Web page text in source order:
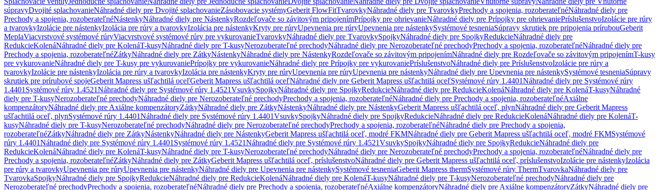
súpravyDvojité splachovanieNáhradné diely pre Dvojité splachovanieZásobovacie systémyGeberit FlowFitTvarovkyNáhradné diely pre TvarovkyPrechody a spojenia, rozoberateľnéNáhradné diely pre
Prechody a spojenia, rozoberateľnéNástenkyNáhradné diely pre NástenkyRozdeľovače so závitovým pripojenímPrípojky pre ohrievanieNáhradné diely pre Prípojky pre ohrievaniePríslušenstvoIzolácie pre rúry
a tvarovkyIzolácie pre nástenkyIzolácia pre rúry a tvarovkyIzolácia pre nástenkyKryty pre rúryUpevnenia pre rúryUpevnenia pre nástenkySystémové tesneniaSúpravy skrutiek pre pripojenia prírubouGeberit
MeplaViacvrstvové systémové rúryViacvrstvové systémové rúry pre vykurovanieTvarovkyNáhradné diely pre TvarovkySpojkyNáhradné diely pre SpojkyRedukcieNáhradné diely pre
RedukcieKolenáNáhradné diely pre KolenáT-kusyNáhradné diely pre T-kusyNerozoberateľné prechodyNáhradné diely pre Nerozoberateľné prechodyPrechody a spojenia, rozoberateľnéNáhradné diely pre
Prechody a spojenia, rozoberateľnéZátkyNáhradné diely pre ZátkyNástenkyNáhradné diely pre NástenkyRozdeľovače so závitovým pripojenímNáhradné diely pre Rozdeľovače so závitovým pripojenímT-kusy
pre vykurovanieNáhradné diely pre T-kusy pre vykurovaniePrípojky pre vykurovanieNáhradné diely pre Prípojky pre vykurovaniePríslušenstvoNáhradné diely pre PríslušenstvoIzolácie pre rúry a
tvarovkyIzolácie pre nástenkyIzolácia pre rúry a tvarovkyIzolácia pre nástenkyKryty pre rúryUpevnenia pre rúryUpevnenia pre nástenkyNáhradné diely pre Upevnenia pre nástenkySystémové tesneniaSúpravy
skrutiek pre prírubové spojeGeberit Mapress ušľachtilá oceľGeberit Mapress ušľachtilá oceľNáhradné diely pre Geberit Mapress ušľachtilá oceľSystémové rúry 1.4401Náhradné diely pre Systémové rúry
1.4401 Systémové rúry 1.4521Náhradné diely pre Systémové rúry 1.4521VsuvkySpojkyNáhradné diely pre SpojkyRedukcieNáhradné diely pre RedukcieKolenáNáhradné diely pre KolenáT-kusyNáhradné
diely pre T-kusyNerozoberateľné prechodyNáhradné diely pre Nerozoberateľné prechodyPrechody a spojenia, rozoberateľnéNáhradné diely pre Prechody a spojenia, rozoberateľnéAxiálne
kompenzátoryNáhradné diely pre Axiálne kompenzátoryZátkyNáhradné diely pre ZátkyNástenkyNáhradné diely pre NástenkyGeberit Mapress ušľachtilá oceľ, plynNáhradné diely pre Geberit Mapress
ušľachtilá oceľ, plynSystémové rúry 1.4401Náhradné diely pre Systémové rúry 1.4401VsuvkySpojkyNáhradné diely pre SpojkyRedukcieNáhradné diely pre RedukcieKolenáNáhradné diely pre KolenáT-
kusyNáhradné diely pre T-kusyNerozoberateľné prechodyNáhradné diely pre Nerozoberateľné prechodyPrechody a spojenia, rozoberateľnéNáhradné diely pre Prechody a spojenia,
rozoberateľnéZátkyNáhradné diely pre ZátkyNástenkyNáhradné diely pre NástenkyGeberit Mapress ušľachtilá oceľ, modré FKMNáhradné diely pre Geberit Mapress ušľachtilá oceľ, modré FKMSystémové
rúry 1.4401Náhradné diely pre Systémové rúry 1.4401 Systémové rúry 1.4521Náhradné diely pre Systémové rúry 1.4521VsuvkySpojkyNáhradné diely pre SpojkyRedukcieNáhradné diely pre
RedukcieKolenáNáhradné diely pre KolenáT-kusyNáhradné diely pre T-kusyNerozoberateľné prechodyNáhradné diely pre Nerozoberateľné prechodyPrechody a spojenia, rozoberateľnéNáhradné diely pre
Prechody a spojenia, rozoberateľnéZátkyNáhradné diely pre ZátkyGeberit Mapress ušľachtilá oceľ, príslušenstvoNáhradné diely pre Geberit Mapress ušľachtilá oceľ, príslušenstvoIzolácie pre nástenkyIzolácia
pre rúry a tvarovkyUpevnenia pre rúryUpevnenia pre nástenkyNáhradné diely pre Upevnenia pre nástenkySystémové tesneniaGeberit Mapress thermSystémové rúry ThermTvarovkaNáhradné diely pre
TvarovkaSpojkyNáhradné diely pre SpojkyRedukcieNáhradné diely pre RedukcieKolenáNáhradné diely pre KolenáT-kusyNáhradné diely pre T-kusyNerozoberateľné prechodyNáhradné diely pre
Nerozoberateľné prechodyPrechody a spojenia, rozoberateľnéNáhradné diely pre Prechody a spojenia, rozoberateľnéAxiálne kompenzátoryNáhradné diely pre Axiálne kompenzátoryZátkyNáhradné diely pre